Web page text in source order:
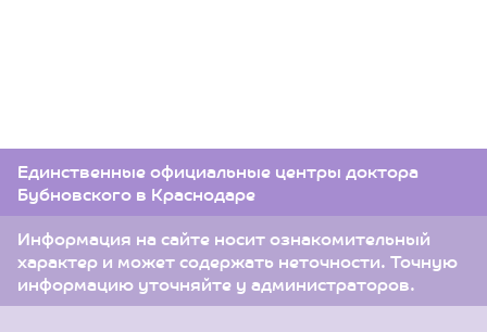
Единственные официальные центры доктора
Бубновского в Краснодаре
Информация на сайте носит ознакомительный
характер и может содержать неточности. Точную
информацию уточняйте у администраторов.